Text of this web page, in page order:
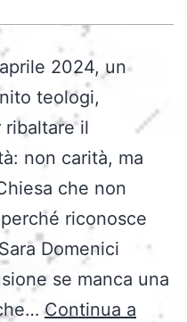
2024, un
teologi,
il
non carità, ma
che non
riconosce
Domenici
se manca una
Continua a